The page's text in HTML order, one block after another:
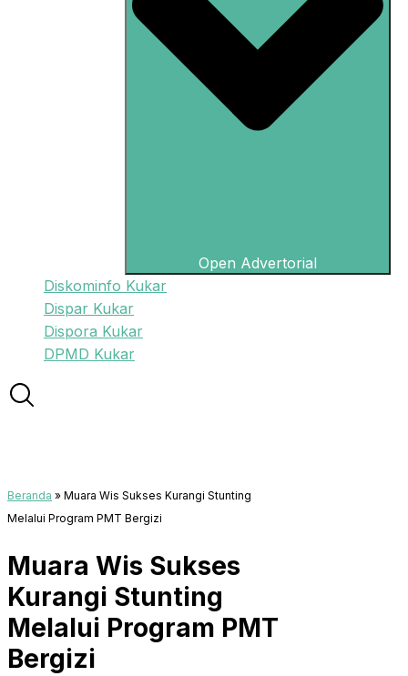
Open Advertorial
Diskominfo Kukar
Dispar Kukar
Dispora Kukar
DPMD Kukar
Beranda » Muara Wis Sukses Kurangi Stunting
Melalui Program PMT Bergizi
Muara Wis Sukses
Kurangi Stunting
Melalui Program PMT
Bergizi